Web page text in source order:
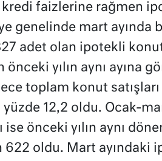
kredi faizlerine rağmen
genelinde mart ayında
adet olan ipotekli
önceki yılın aynı ayına
toplam konut
yüzde 12,2 oldu. Ocak-
ise önceki yılın aynı
622 oldu. Mart ayındaki